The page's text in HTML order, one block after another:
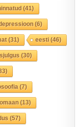
(41)
(6)
(31) eesti(46)
(30)
(7)
(13)
(57)